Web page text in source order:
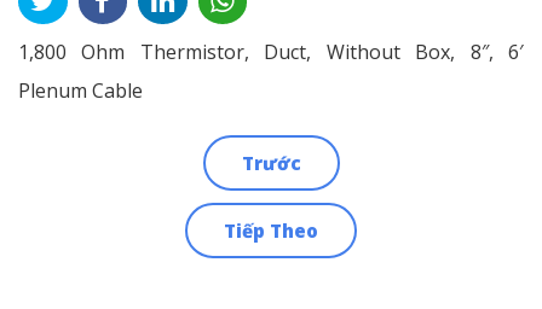
1,800 Ohm Thermistor, Duct, Without Box, 8″, 6′
Plenum Cable
Trước
Tiếp Theo